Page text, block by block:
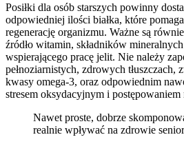
Posiłki dla osób starszych powinny
odpowiedniej ilości białka, które
regenerację organizmu. Ważne są
źródło witamin, składników
wspierającego pracę jelit. Nie należy
pełnoziarnistych, zdrowych tłuszczach,
kwasy omega-3, oraz odpowiednim
stresem oksydacyjnym i postępowaniem
Nawet proste, dobrze
realnie wpływać na zdrowie